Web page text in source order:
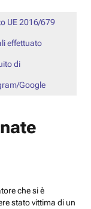
UE 2016/679
effettuato
di
Google
che si è
stato vittima di un